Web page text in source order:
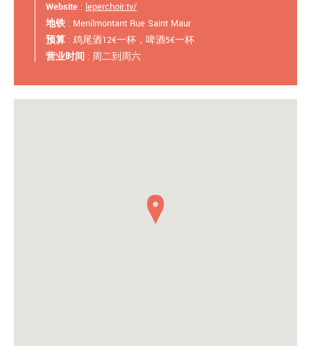
Website : leperchoir.tv/
地铁 : Menilmontant Rue Saint Maur
预算 : 鸡尾酒12€一杯，啤酒5€一杯
营业时间 : 周二到周六